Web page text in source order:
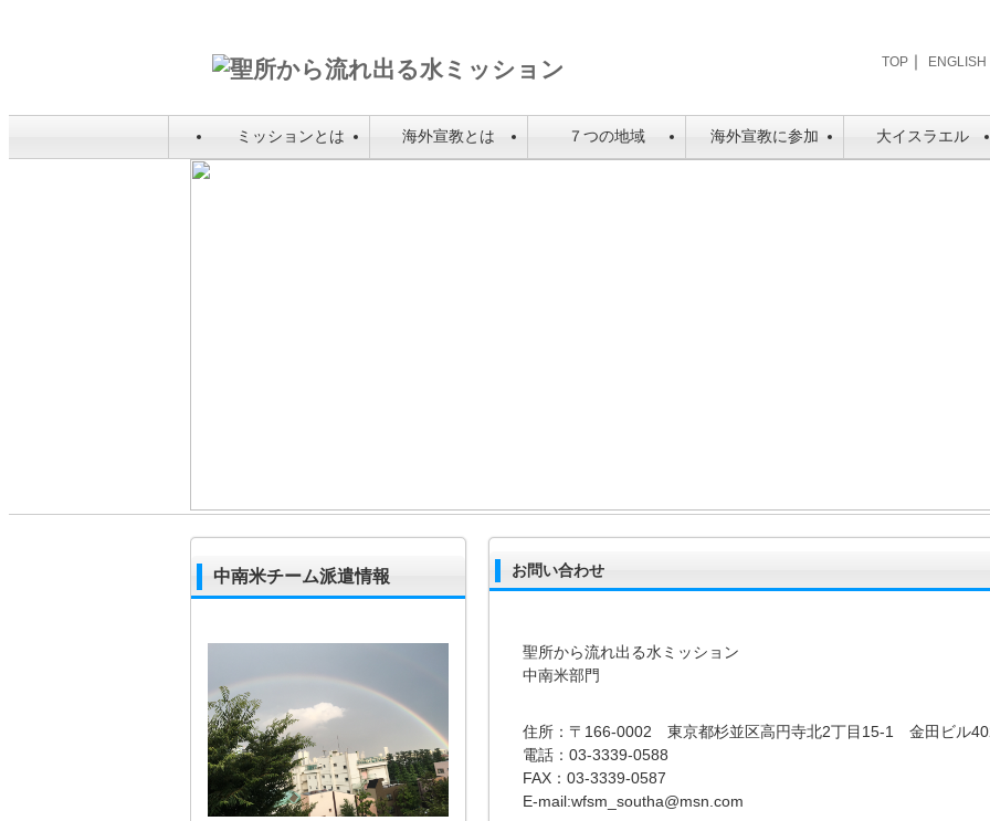
TOP ｜ ENGLISH
ミッションとは 海外宣教とは ７つの地域 海外宣教に参加 大イスラエル
お問い合わせ
聖所から流れ出る水ミッション
中南米部門
住所：〒166-0002 東京都杉並区高円寺北2丁目15-1 金田ビル
電話：03-3339-0588
FAX：03-3339-0587
E-mail:wfsm_southa@msn.com
中南米チーム派遣情報